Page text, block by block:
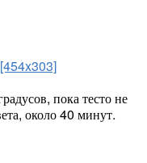
[454x303]
пока тесто не
около 40 минут.